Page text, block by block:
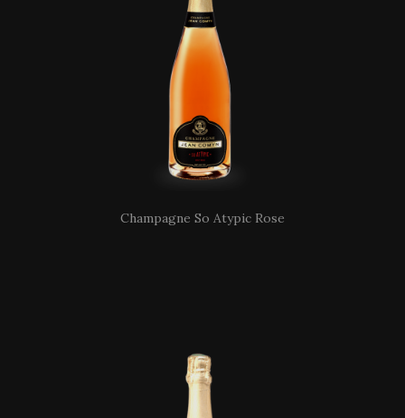
Champagne So Atypic Rose